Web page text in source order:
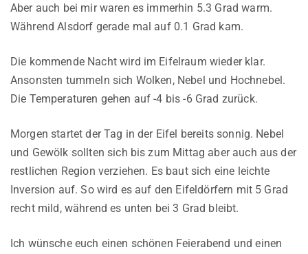
Aber auch bei mir waren es immerhin 5.3 Grad warm.
Während Alsdorf gerade mal auf 0.1 Grad kam.
Die kommende Nacht wird im Eifelraum wieder klar.
Ansonsten tummeln sich Wolken, Nebel und Hochnebel.
Die Temperaturen gehen auf -4 bis -6 Grad zurück.
Morgen startet der Tag in der Eifel bereits sonnig. Nebel
und Gewölk sollten sich bis zum Mittag aber auch aus der
restlichen Region verziehen. Es baut sich eine leichte
Inversion auf. So wird es auf den Eifeldörfern mit 5 Grad
recht mild, während es unten bei 3 Grad bleibt.
Ich wünsche euch einen schönen Feierabend und einen